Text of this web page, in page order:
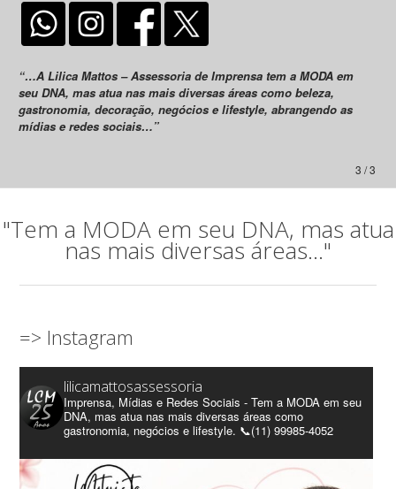
“…A Lilica Mattos – Assessoria de Imprensa tem a MODA em
seu DNA, mas atua nas mais diversas áreas como beleza,
gastronomia, decoração, negócios e lifestyle, abrangendo as
mídias e redes sociais…”
3 / 3
"Tem a MODA em seu DNA, mas atua
nas mais diversas áreas..."
=> Instagram
lilicamattosassessoria
Imprensa, Mídias e Redes Sociais - Tem a MODA em seu
DNA, mas atua nas mais diversas áreas como
gastronomia, negócios e lifestyle. 📞(11) 99985-4052